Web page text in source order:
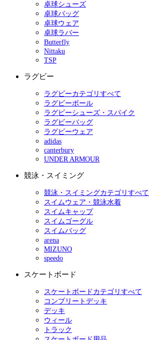
卓球シューズ
卓球バッグ
卓球ウェア
卓球ラバー
Butterfly
Nittaku
TSP
ラグビー
ラグビーカテゴリすべて
ラグビーボール
ラグビーシューズ・スパイク
ラグビーバッグ
ラグビーウェア
adidas
canterbury
UNDER ARMOUR
競泳・スイミング
競泳・スイミングカテゴリすべて
スイムウェア・競泳水着
スイムキャップ
スイムゴーグル
スイムバッグ
arena
MIZUNO
speedo
スケートボード
スケートボードカテゴリすべて
コンプリートデッキ
デッキ
ウィール
トラック